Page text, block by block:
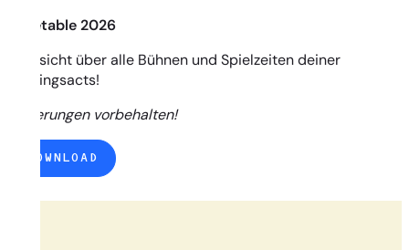
Timetable 2026
Übersicht über alle Bühnen und Spielzeiten deiner
Lieblingsacts!
Änderungen vorbehalten!
DOWNLOAD